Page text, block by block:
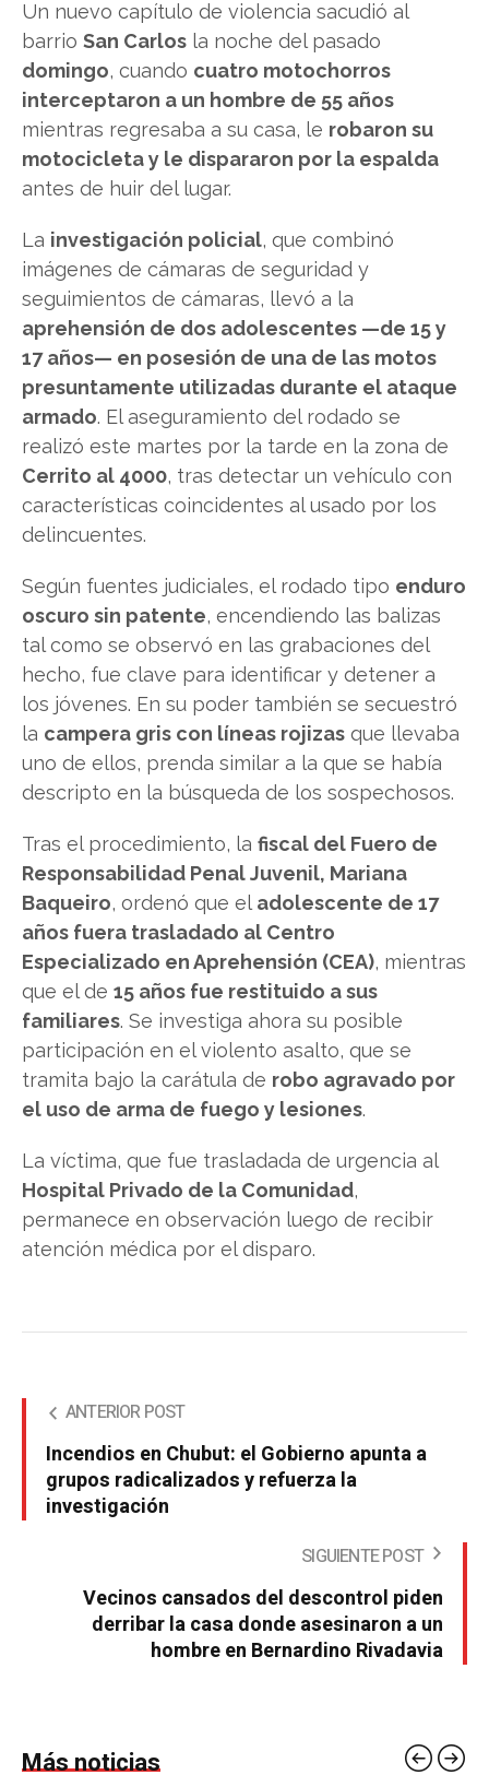
Un nuevo capítulo de violencia sacudió al
barrio San Carlos la noche del pasado
domingo, cuando cuatro motochorros
interceptaron a un hombre de 55 años
mientras regresaba a su casa, le robaron su
motocicleta y le dispararon por la espalda
antes de huir del lugar.
La investigación policial, que combinó
imágenes de cámaras de seguridad y
seguimientos de cámaras, llevó a la
aprehensión de dos adolescentes —de 15 y
17 años— en posesión de una de las motos
presuntamente utilizadas durante el ataque
armado. El aseguramiento del rodado se
realizó este martes por la tarde en la zona de
Cerrito al 4000, tras detectar un vehículo con
características coincidentes al usado por los
delincuentes.
Según fuentes judiciales, el rodado tipo enduro
oscuro sin patente, encendiendo las balizas
tal como se observó en las grabaciones del
hecho, fue clave para identificar y detener a
los jóvenes. En su poder también se secuestró
la campera gris con líneas rojizas que llevaba
uno de ellos, prenda similar a la que se había
descripto en la búsqueda de los sospechosos.
Tras el procedimiento, la fiscal del Fuero de
Responsabilidad Penal Juvenil, Mariana
Baqueiro, ordenó que eladolescente de 17
años fuera trasladado al Centro
Especializado en Aprehensión (CEA), mientras
que el de 15 años fue restituido a sus
familiares. Se investiga ahora su posible
participación en el violento asalto, que se
tramita bajo la carátula de robo agravado por
el uso de arma de fuego y lesiones.
La víctima, que fue trasladada de urgencia al
Hospital Privado de la Comunidad,
permanece en observación luego de recibir
atención médica por el disparo.
ANTERIOR POST
Incendios en Chubut: el Gobierno apunta a
grupos radicalizados y refuerza la
investigación
SIGUIENTE POST
Vecinos cansados del descontrol piden
derribar la casa donde asesinaron a un
hombre en Bernardino Rivadavia
Más noticias